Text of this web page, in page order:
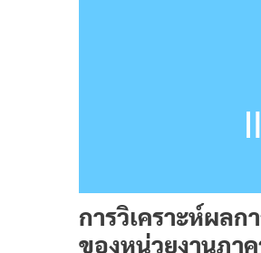
การวิเคราะห์ผลก
ของหน่วยงานภา